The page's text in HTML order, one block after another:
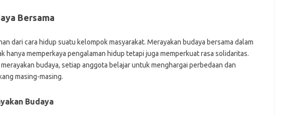
Bersama
dari cara hidup suatu kelompok masyarakat. Merayakan budaya bersama dalam
hanya memperkaya pengalaman hidup tetapi juga memperkuat rasa solidaritas.
budaya, setiap anggota belajar untuk menghargai perbedaan dan
masing-masing.
Budaya